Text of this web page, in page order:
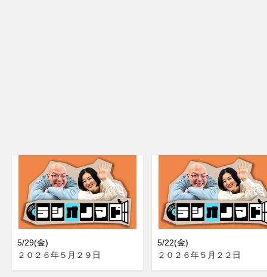
5/29(金)
２０２６年５月２９日
5/22(金)
２０２６年５月２２日